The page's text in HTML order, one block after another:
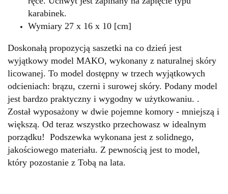
karabinek.
Wymiary 27 x 16 x 10 [cm]
Doskonałą propozycją saszetki na co dzień jest
wyjątkowy model MAKO, wykonany z naturalnej skóry
licowanej. To model dostępny w trzech wyjątkowych
odcieniach: brązu, czerni i surowej skóry. Podany model
jest bardzo praktyczny i wygodny w użytkowaniu. .
Został wyposażony w dwie pojemne komory - mniejszą i
większą. Od teraz wszystko przechowasz w idealnym
porządku! Podszewka wykonana jest z solidnego,
jakościowego materiału. Z pewnością jest to model,
który pozostanie z Tobą na lata.